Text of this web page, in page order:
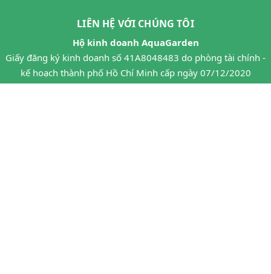
LIÊN HỆ VỚI CHÚNG TÔI
Hộ kinh doanh AquaGarden
Giấy đăng ký kinh doanh số 41A8048483 do phòng tài chính -
kế hoạch thành phố Hồ Chí Minh cấp ngày 07/12/2020